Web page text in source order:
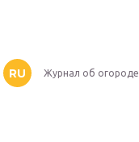
RU Журнал об огороде